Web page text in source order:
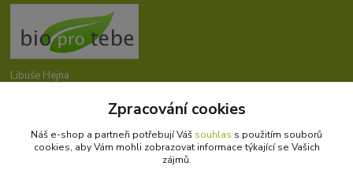
Libuše Hejna
info@bioprotebe.cz
Zpracování cookies
Náš e-shop a partneři potřebují Váš souhlas s použitím souborů
cookies, aby Vám mohli zobrazovat informace týkající se Vašich
zájmů.